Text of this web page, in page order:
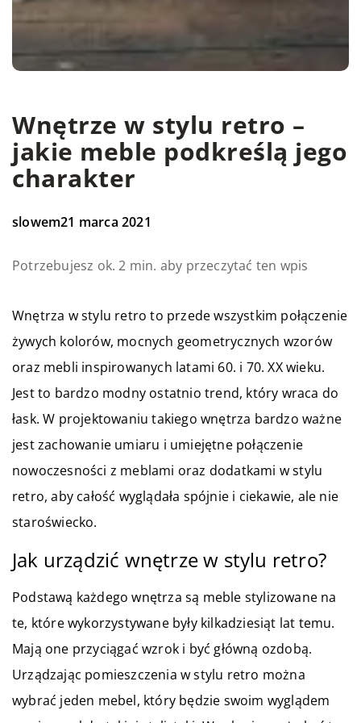
Wnętrze w stylu retro –
jakie meble podkreślą jego
charakter
slowem21 marca 2021
Potrzebujesz ok. 2 min. aby przeczytać ten wpis
Wnętrza w stylu retro to przede wszystkim połączenie
żywych kolorów, mocnych geometrycznych wzorów
oraz mebli inspirowanych latami 60. i 70. XX wieku.
Jest to bardzo modny ostatnio trend, który wraca do
łask. W projektowaniu takiego wnętrza bardzo ważne
jest zachowanie umiaru i umiejętne połączenie
nowoczesności z meblami oraz dodatkami w stylu
retro, aby całość wyglądała spójnie i ciekawie, ale nie
staroświecko.
Jak urządzić wnętrze w stylu retro?
Podstawą każdego wnętrza są meble stylizowane na
te, które wykorzystywane były kilkadziesiąt lat temu.
Mają one przyciągać wzrok i być główną ozdobą.
Urządzając pomieszczenia w stylu retro można
wybrać jeden mebel, który będzie swoim wyglądem